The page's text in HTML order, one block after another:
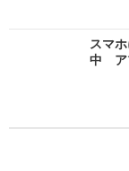
スマ
中 ア